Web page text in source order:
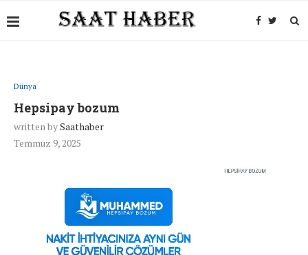
Dünya
Hepsipay bozum
written bySaathaber
Temmuz 9, 2025